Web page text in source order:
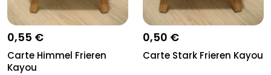
0,55 €
Carte Himmel Frieren
Kayou
0,50 €
Carte Stark Frieren Kayou